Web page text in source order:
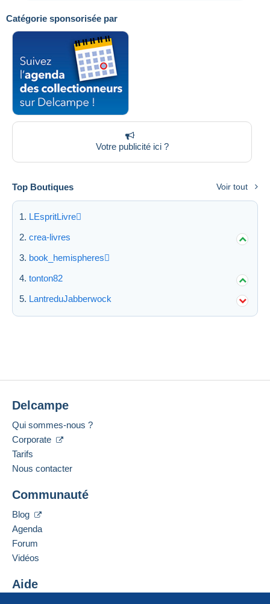
Catégorie sponsorisée par
Votre publicité ici ?
Top Boutiques Voir tout
LEspritLivre
crea-livres
book_hemispheres
tonton82
LantreduJabberwock
Delcampe
Qui sommes-nous ?
Corporate
Tarifs
Nous contacter
Communauté
Blog
Agenda
Forum
Vidéos
Aide